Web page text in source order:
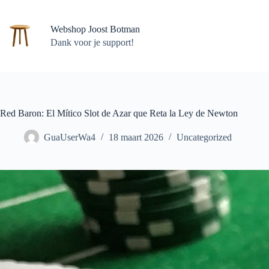
inhoud
Webshop Joost Botman
Dank voor je support!
Red Baron: El Mítico Slot de Azar que Reta la Ley de Newton
GuaUserWa4 18 maart 2026 Uncategorized